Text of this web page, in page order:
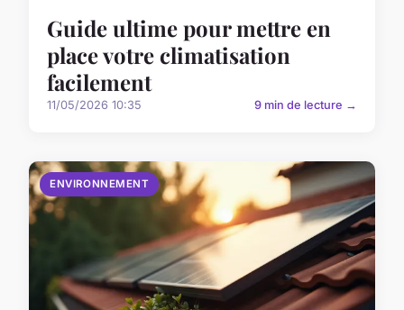
Guide ultime pour mettre en
place votre climatisation
facilement
11/05/2026 10:35 9 min de lecture →
ENVIRONNEMENT